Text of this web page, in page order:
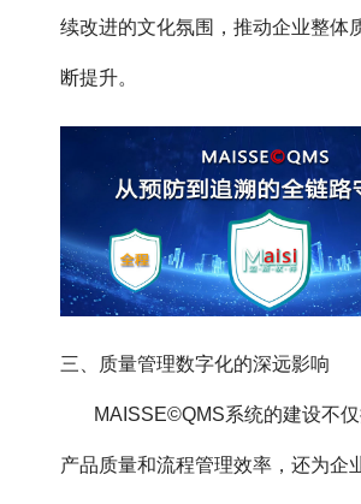
续改进的文化氛围，推动企业整体
断提升。
三、质量管理数字化的深远影响
MAISSE©QMS系统的建设不
产品质量和流程管理效率，还为企